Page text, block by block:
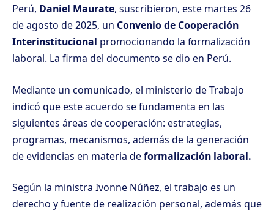
Perú, Daniel Maurate, suscribieron, este martes 26
de agosto de 2025, un Convenio de Cooperación
Interinstitucional promocionando la formalización
laboral. La firma del documento se dio en Perú.
Mediante un comunicado, el ministerio de Trabajo
indicó que este acuerdo se fundamenta en las
siguientes áreas de cooperación: estrategias,
programas, mecanismos, además de la generación
de evidencias en materia deformalización laboral.
Según la ministra Ivonne Núñez, el trabajo es un
derecho y fuente de realización personal, además que